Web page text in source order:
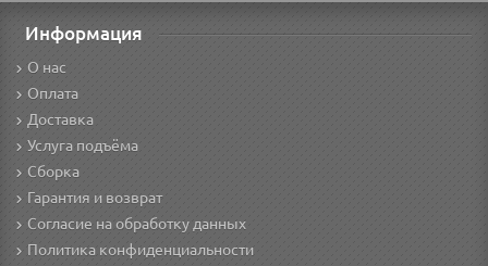
Информация
О нас
Оплата
Доставка
Услуга подъёма
Сборка
Гарантия и возврат
Согласие на обработку данных
Политика конфиденциальности